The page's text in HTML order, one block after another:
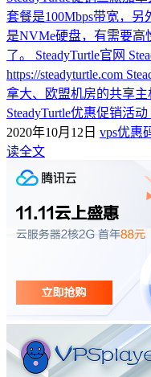
套餐是100Mbps带宽，另
是NVMe硬盘，有需要高
了。 SteadyTurtle官网
https://steadyturtle.com
拿大、欧盟机房的共享主
SteadyTurtle优惠促销活
2020年10月12日 vps优惠
读全文